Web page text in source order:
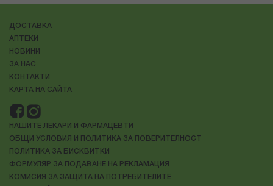
ДОСТАВКА
АПТЕКИ
НОВИНИ
ЗА НАС
КОНТАКТИ
КАРТА НА САЙТА
НАШИТЕ ЛЕКАРИ И ФАРМАЦЕВТИ
ОБЩИ УСЛОВИЯ И ПОЛИТИКА ЗА ПОВЕРИТЕЛНОСТ
ПОЛИТИКА ЗА БИСКВИТКИ
ФОРМУЛЯР ЗА ПОДАВАНЕ НА РЕКЛАМАЦИЯ
КОМИСИЯ ЗА ЗАЩИТА НА ПОТРЕБИТЕЛИТЕ